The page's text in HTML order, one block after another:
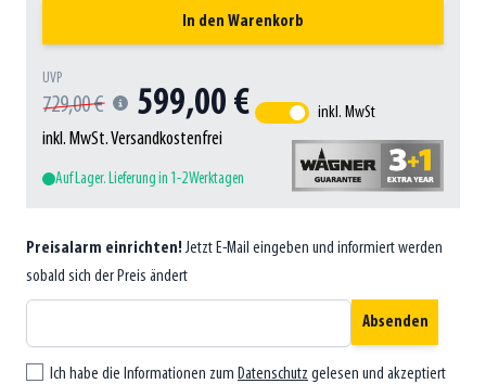
In den Warenkorb
UVP
729,00 € 599,00 €
inkl. MwSt. Versandkostenfrei
inkl. MwSt
Auf Lager. Lieferung in 1-2 Werktagen
Preisalarm einrichten! Jetzt E-Mail eingeben und informiert werden
sobald sich der Preis ändert
Absenden
Ich habe die Informationen zum Datenschutz gelesen und akzeptiert